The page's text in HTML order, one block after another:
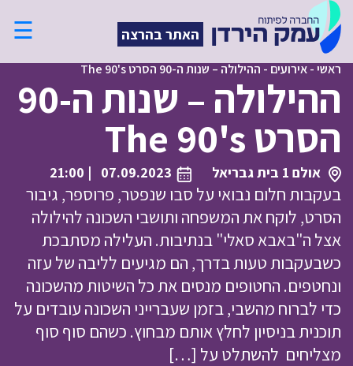
האתר בהרצה ☰
ראשי-אירועים - ההילולה – שנות ה-90 הסרט The 90's
ההילולה – שנות ה-90
הסרט The 90's
אולם 1 בית גבריאל 07.09.2023
| 21:00
בעקבות חלום נבואי על סבו שנפטר, פרוספר, גיבור
הסרט, לוקח את המשפחה ותושבי השכונה להילולה
אצל ה"באבא סאלי" בנתיבות. העלילה מסתבכת
כשבעקבות טעות בדרך, הם מגיעים לליבה של עזה
ונחטפים. החטופים מנסים את כל השיטות מהשכונה
כדי לברוח מהשבי, בזמן שעברייני השכונה עובדים על
תוכנית בניסיון לחלץ אותם מבחוץ. כשהם סוף סוף
מצליחים להשתלט על […]